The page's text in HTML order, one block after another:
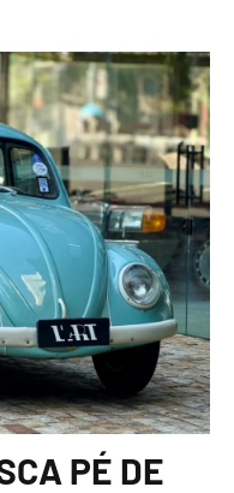
PÉ DE